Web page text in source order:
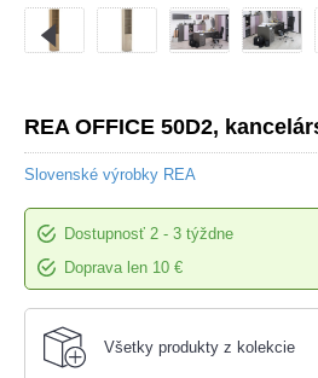
REA OFFICE 50D2,
Slovenské výrobky REA
Dostupnosť 2 - 3 týždne
Doprava len 10 €
Všetky produkty z kolekcie